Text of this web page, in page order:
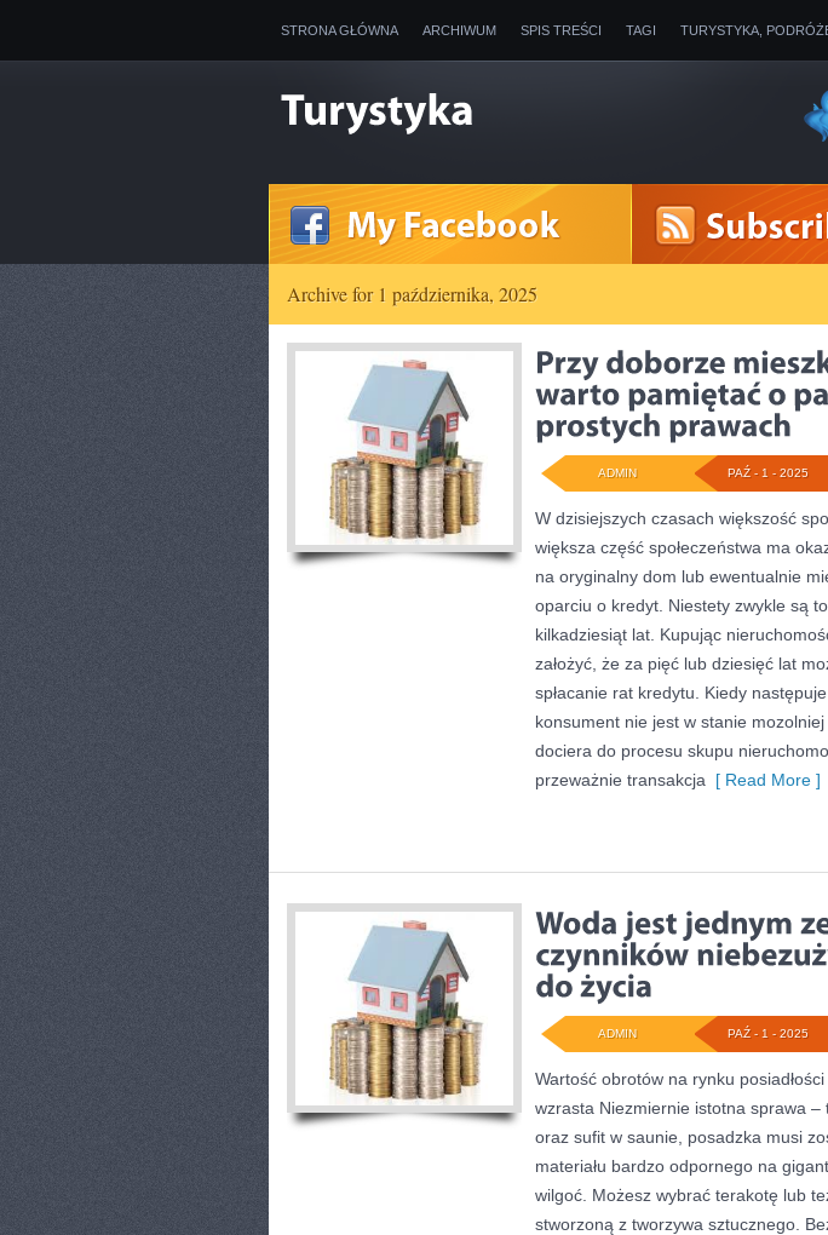
STRONA GŁÓWNA ARCHIWUM SPIS TREŚCI TAGI TURYSTYKA,
Archive for 1 października, 2025
PAŹ - 1 - 2025
ADMIN
W dzisiejszych czasach większość
większa część społeczeństwa ma
na oryginalny dom lub ewentualnie
oparciu o kredyt. Niestety zwykle są
kilkadziesiąt lat. Kupując
założyć, że za pięć lub dziesięć lat
spłacanie rat kredytu. Kiedy
konsument nie jest w stanie mozolniej
dociera do procesu skupu
przeważnie transakcja [ Read More ]
PAŹ - 1 - 2025
ADMIN
Wartość obrotów na rynku
wzrasta Niezmiernie istotna sprawa –
oraz sufit w saunie, posadzka musi
materiału bardzo odpornego na
wilgoć. Możesz wybrać terakotę lub
stworzoną z tworzywa sztucznego.